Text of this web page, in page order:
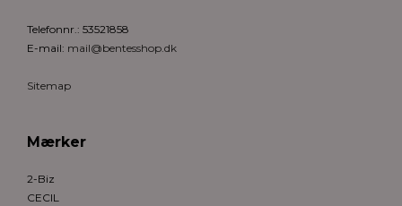
Telefonnr.: 53521858
E-mail: mail@bentesshop.dk
Sitemap
Mærker
2-Biz
CECIL